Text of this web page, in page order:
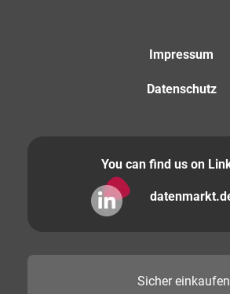
Impressum
Datenschutz
You can find us on
Sichereinkaufen